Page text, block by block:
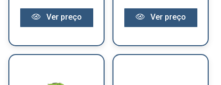
Ver preço Ver preço